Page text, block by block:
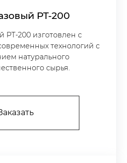
PT-200
PT-200 изготовлен с
технологий с
натурального
сырья.